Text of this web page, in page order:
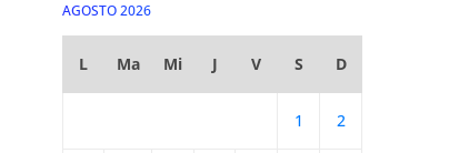
AGOSTO 2026
L Ma Mi J V S D
1 2